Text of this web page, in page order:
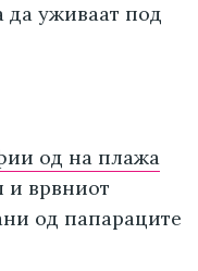
да уживаат под
од на плажа
и врвниот
од папараците